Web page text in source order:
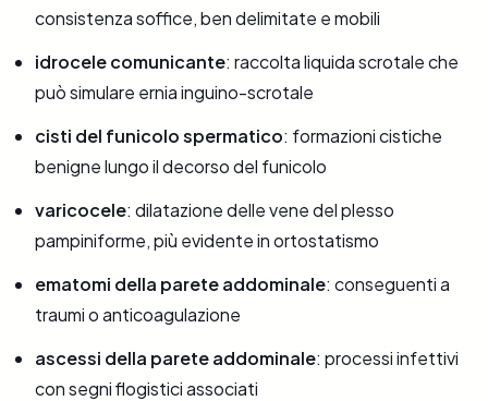
consistenza soffice, ben delimitate e mobili
idrocele comunicante: raccolta liquida scrotale che
può simulare ernia inguino-scrotale
cisti del funicolo spermatico: formazioni cistiche
benigne lungo il decorso del funicolo
varicocele: dilatazione delle vene del plesso
pampiniforme, più evidente in ortostatismo
ematomi della parete addominale: conseguenti a
traumi o anticoagulazione
ascessi della parete addominale: processi infettivi
con segni flogistici associati